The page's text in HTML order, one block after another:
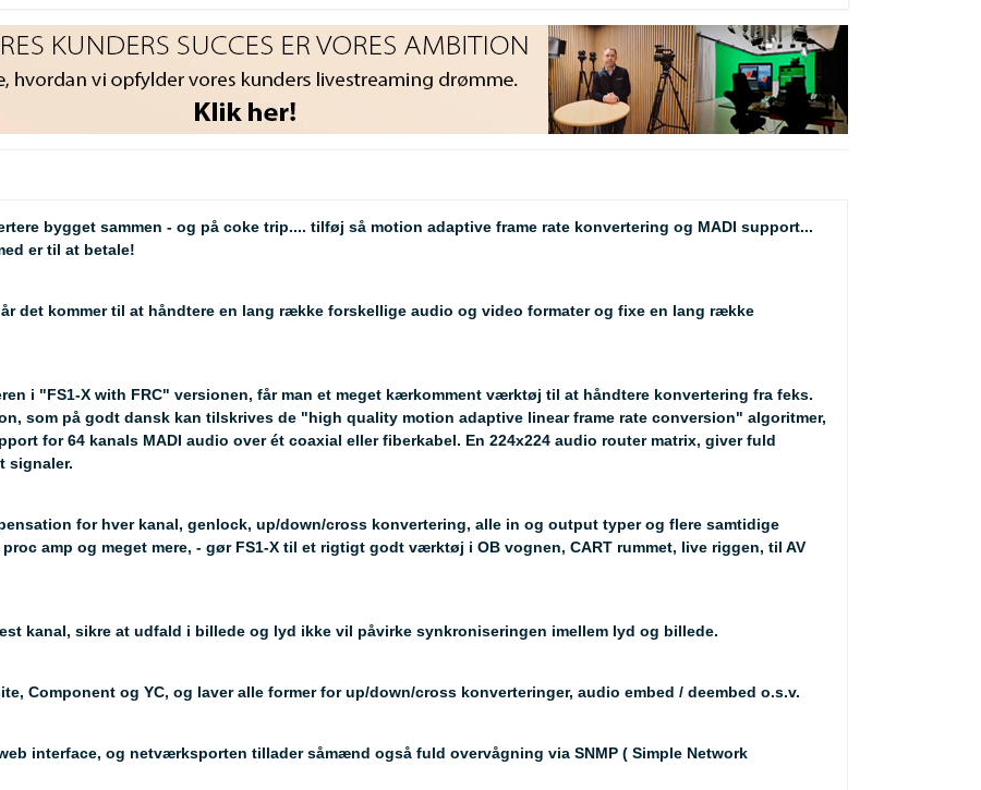
bygget sammen - og på coke trip.... tilføj så motion adaptive frame rate konvertering og MADI support...
er til at betale!
det kommer til at håndtere en lang række forskellige audio og video formater og fixe en lang række
i "FS1-X with FRC" versionen, får man et meget kærkomment værktøj til at håndtere konvertering fra feks.
som på godt dansk kan tilskrives de "high quality motion adaptive linear frame rate conversion" algoritmer,
for 64 kanals MADI audio over ét coaxial eller fiberkabel. En 224x224 audio router matrix, giver fuld
signaler.
for hver kanal, genlock, up/down/cross konvertering, alle in og output typer og flere samtidige
amp og meget mere, - gør FS1-X til et rigtigt godt værktøj i OB vognen, CART rummet, live riggen, til AV
kanal, sikre at udfald i billede og lyd ikke vil påvirke synkroniseringen imellem lyd og billede.
Component og YC, og laver alle former for up/down/cross konverteringer, audio embed / deembed o.s.v.
interface, og netværksporten tillader såmænd også fuld overvågning via SNMP ( Simple Network